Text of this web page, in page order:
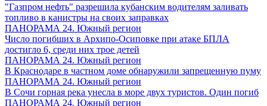
"Газпром нефть" разрешила кубанским водителям заливать
топливо в канистры на своих заправках
ПАНОРАМА 24. Южный регион
Число погибших в Архипо-Осиповке при атаке БПЛА
достигло 6, среди них трое детей
ПАНОРАМА 24. Южный регион
В Краснодаре в частном доме обнаружили запрещенную пуму
ПАНОРАМА 24. Южный регион
В Сочи горная река унесла в море двух туристов. Один погиб
ПАНОРАМА 24. Южный регион